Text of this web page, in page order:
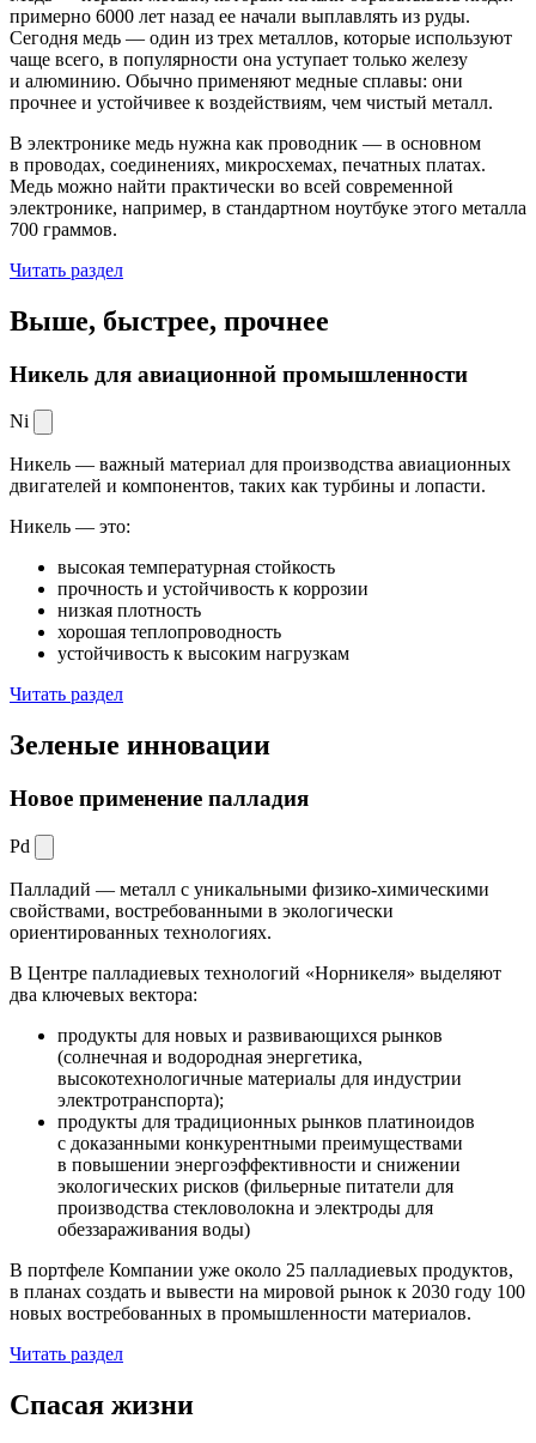
примерно 6000 лет назад ее начали выплавлять из руды.
Сегодня медь — один из трех металлов, которые используют
чаще всего, в популярности она уступает только железу
и алюминию. Обычно применяют медные сплавы: они
прочнее и устойчивее к воздействиям, чем чистый металл.
В электронике медь нужна как проводник — в основном
в проводах, соединениях, микросхемах, печатных платах.
Медь можно найти практически во всей современной
электронике, например, в стандартном ноутбуке этого металла
700 граммов.
Читать раздел
Выше, быстрее, прочнее
Никель для авиационной промышленности
Ni
Никель — важный материал для производства авиационных
двигателей и компонентов, таких как турбины и лопасти.
Никель — это:
высокая температурная стойкость
прочность и устойчивость к коррозии
низкая плотность
хорошая теплопроводность
устойчивость к высоким нагрузкам
Читать раздел
Зеленые инновации
Новое применение палладия
Pd
Палладий — металл с уникальными физико-химическими
свойствами, востребованными в экологически
ориентированных технологиях.
В Центре палладиевых технологий «Норникеля» выделяют
два ключевых вектора:
продукты для новых и развивающихся рынков
(солнечная и водородная энергетика,
высокотехнологичные материалы для индустрии
электротранспорта);
продукты для традиционных рынков платиноидов
с доказанными конкурентными преимуществами
в повышении энергоэффективности и снижении
экологических рисков (фильерные питатели для
производства стекловолокна и электроды для
обеззараживания воды)
В портфеле Компании уже около 25 палладиевых продуктов,
в планах создать и вывести на мировой рынок к 2030 году 100
новых востребованных в промышленности материалов.
Читать раздел
Спасая жизни